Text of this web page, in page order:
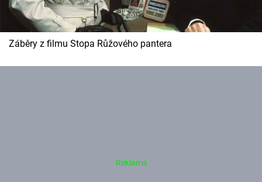
Záběry z filmu Stopa Růžového pantera